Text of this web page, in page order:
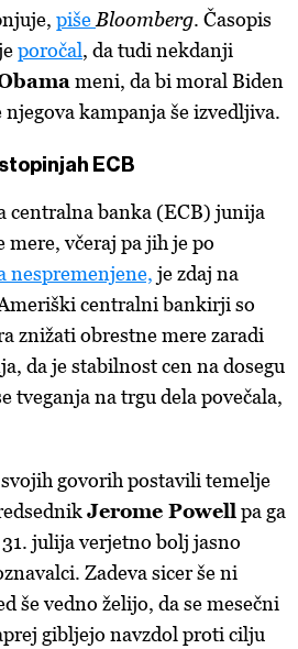
piše Bloomberg. Časopis
poročal, da tudi nekdanji
meni, da bi moral Biden
kampanja še izvedljiva.
ECB
centralna banka (ECB) junija
mere, včeraj pa jih je po
nespremenjene, je zdaj na
centralni bankirji so
znižati obrestne mere zaradi
da je stabilnost cen na dosegu
tveganja na trgu dela povečala,
govorih postavili temelje
Jerome Powell pa ga
julija verjetno bolj jasno
Zadeva sicer še ni
še vedno želijo, da se mesečni
gibljejo navzdol proti cilju